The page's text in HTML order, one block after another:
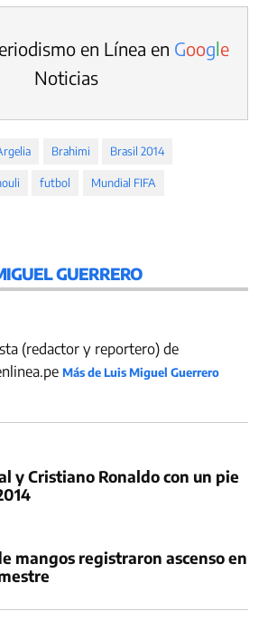
en Línea en Google
Noticias
Brahimi Brasil 2014
futbol Mundial FIFA
GUERRERO
(redactor y reportero) de
Más de Luis Miguel Guerrero
y Cristiano Ronaldo con un pie
mangos registraron ascenso en